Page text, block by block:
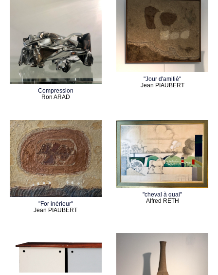
Compression
Ron ARAD
"Jour d'amitié"
Jean PIAUBERT
"For inérieur"
Jean PIAUBERT
"cheval à quai"
Alfred RETH